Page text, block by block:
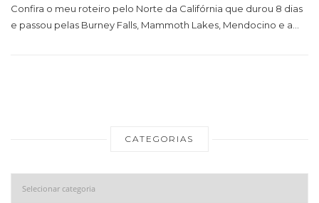
Confira o meu roteiro pelo Norte da Califórnia que durou 8 dias
e passou pelas Burney Falls, Mammoth Lakes, Mendocino e a…
CATEGORIAS
Categorias